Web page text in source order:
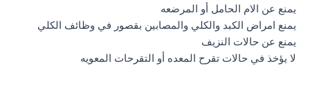
يمنع عن الام الحامل أو المرضعه
يمنع امراض الكبد والكلي والمصابين بقصور في وظائف الكلي
يمنع عن حالات النزيف
لا يؤخذ في حالات تقرح المعده أو التقرحات المعويه